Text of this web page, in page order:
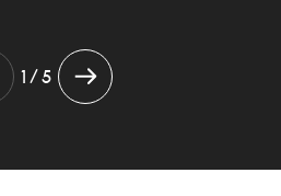
1 / 5